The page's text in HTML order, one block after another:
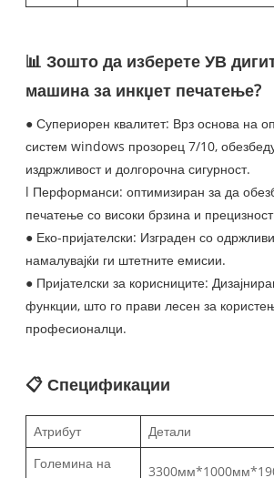
📊 Зошто да изберете УВ
машина за инкџет печатење?
● Супериорен квалитет: Врз основа на
систем windows прозорец 7/10,
издржливост и долгорочна сигурност.
l Перформанси: оптимизиран за да
печатење со високи брзина и
● Еко-пријателски: Изграден со
намалувајќи ги штетните емисии.
● Пријателски за корисниците:
функции, што го прави лесен за
професионалци.
📋 Спецификации
Атрибут
Детали
Големина на